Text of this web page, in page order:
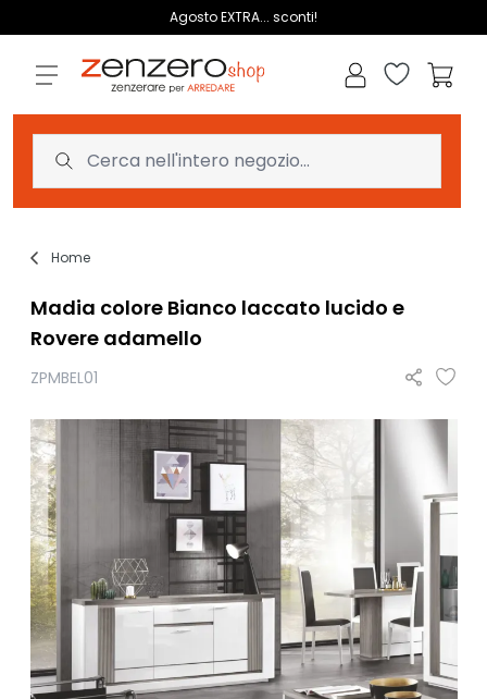
Agosto EXTRA... sconti!
Lista dei
Home
Madia colore Bianco laccato lucido e
Rovere adamello
ZPMBEL01